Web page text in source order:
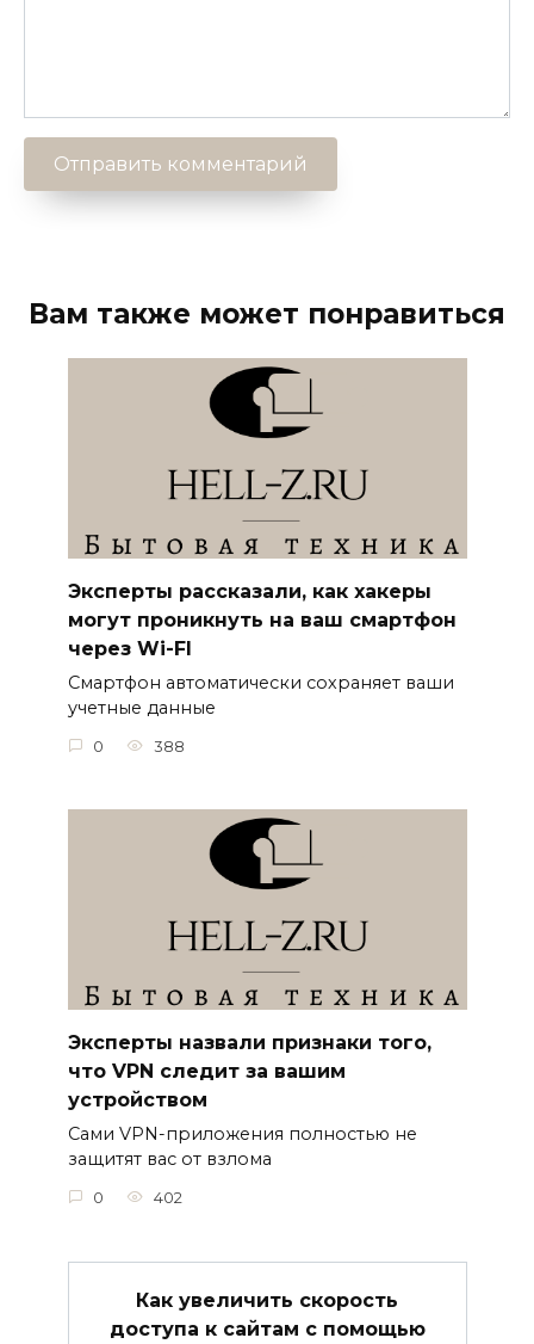
Вам также может понравиться
Эксперты рассказали, как хакеры
могут проникнуть на ваш смартфон
через Wi-FI
Смартфон автоматически сохраняет ваши
учетные данные
0 388
Эксперты назвали признаки того,
что VPN следит за вашим
устройством
Сами VPN-приложения полностью не
защитят вас от взлома
0 402
Как увеличить скорость
доступа к сайтам с помощью